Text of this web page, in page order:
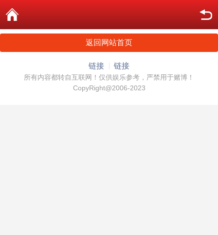
返回网站首页
链接 链接
所有内容都转自互联网！仅供娱乐参考，严禁用于赌博！
CopyRight@2006-2023